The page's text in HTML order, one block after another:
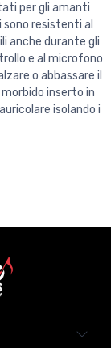
per gli amanti
resistenti al
anche durante gli
e al microfono
o abbassare il
inserto in
isolando i